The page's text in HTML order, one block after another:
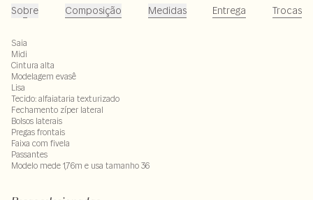
Sobre Composição Medidas Entrega Trocas
Saia
Midi
Cintura alta
Modelagem evasê
Lisa
Tecido: alfaiataria texturizado
Fechamento zíper lateral
Bolsos laterais
Pregas frontais
Faixa com fivela
Passantes
Modelo mede 1,76m e usa tamanho 36